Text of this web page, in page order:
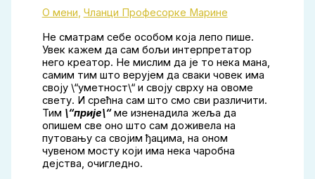
О мени, Чланци Професорке Марине
Не сматрам себе особом која лепо пише.
Увек кажем да сам бољи интерпретатор
него креатор. Не мислим да је то нека мана,
самим тим што верујем да сваки човек има
своју \“уметност\“ и своју сврху на овоме
свету. И срећна сам што смо сви различити.
Тим \“прије\“ме изненадила жеља да
опишем све оно што сам доживела на
путовању са својим ђацима, на оном
чувеном мосту који има нека чаробна
дејства, очигледно.